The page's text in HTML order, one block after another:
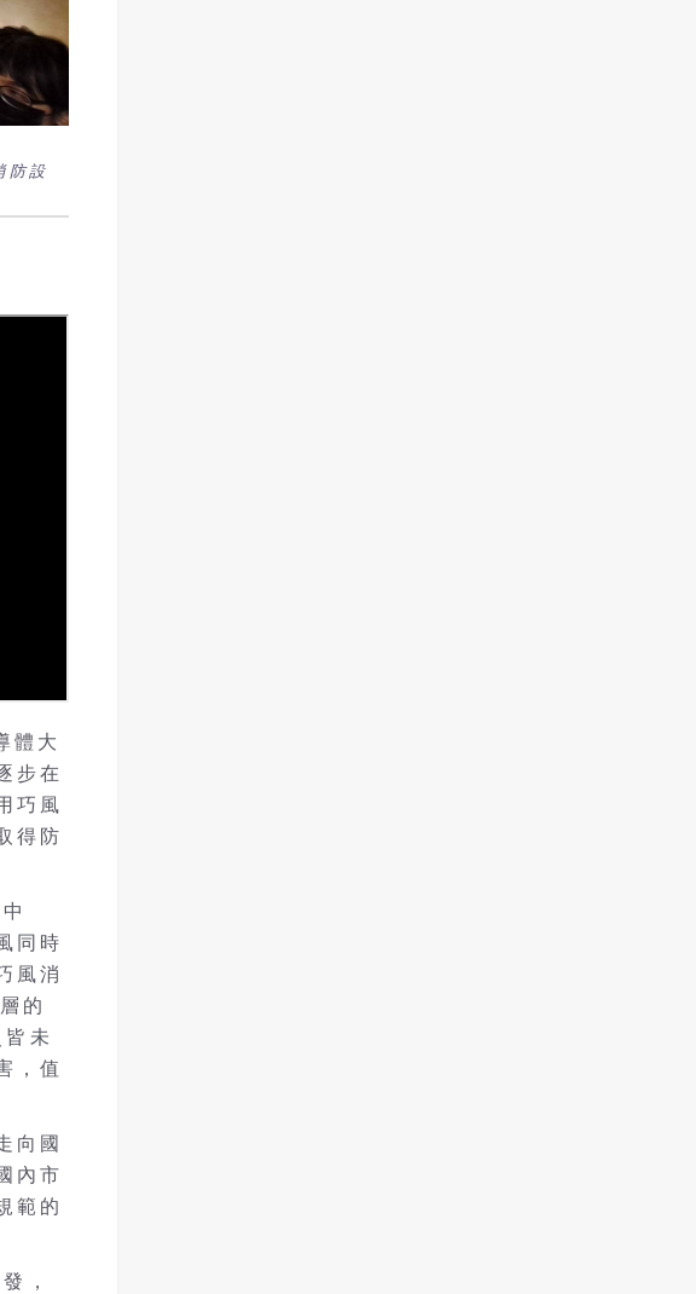
防設
體大
步在
巧風
得防
同時
風消
的
未
，值
向國
內市
範的
，